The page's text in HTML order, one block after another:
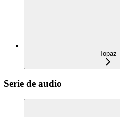
Topaz
Serie de audio